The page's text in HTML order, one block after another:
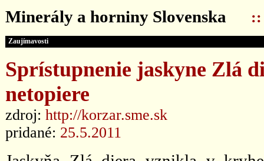
Minerály a horniny Slovenska ::
Zaujímavosti
Sprístupnenie jaskyne Zlá
netopiere
zdroj: http://korzar.sme.sk
pridané: 25.5.2011